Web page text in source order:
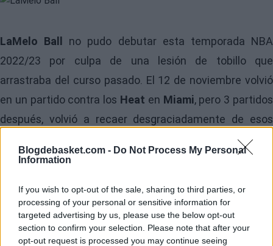
Blogdebasket.com - Do Not Process My Personal
Information
If you wish to opt-out of the sale, sharing to third parties, or
processing of your personal or sensitive information for
targeted advertising by us, please use the below opt-out
section to confirm your selection. Please note that after your
opt-out request is processed you may continue seeing
LaMelo Ball no pudo debutar esta temporada NBA
2022/23 por culpa de una lesión de tobillo que
arrastraba del curso pasado. El 12 de noviembre volvió
en un partido contra los Heat en Miami, pero 3 partidos
después, volvió a recaer desgraciadamente de esos
mismos problemas físicos. Esta noche podría hacer su
regreso de nuevo en un choque en el que losCharlotte
Jordanha hecho un primer tercio de año horrible (7
victorias y 20 derrotas) y verremos si pueden cambiar
un poco el rumbo con la vuelta a las pistas de su gran